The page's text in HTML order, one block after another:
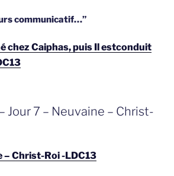
communicatif…”
chez Caiphas, puis Il estconduit
Jour 7 – Neuvaine – Christ-
– Christ-Roi -LDC13